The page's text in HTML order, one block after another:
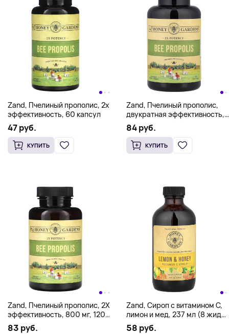
Zand, Пчелиный прополис, 2x
эффективность, 60 капсул
47 руб.
КУПИТЬ
Zand, Пчелиный прополис,
двукратная эффективность,
120 капсул (400 мг на
капсулу)
84 руб.
КУПИТЬ
Zand, Пчелиный прополис, 2X
эффективность, 800 мг, 120
капсул (400 мг на капсулу)
83 руб.
Zand, Сироп с витамином C,
лимон и мед, 237 мл (8 жидк.
унц.)
58 руб.